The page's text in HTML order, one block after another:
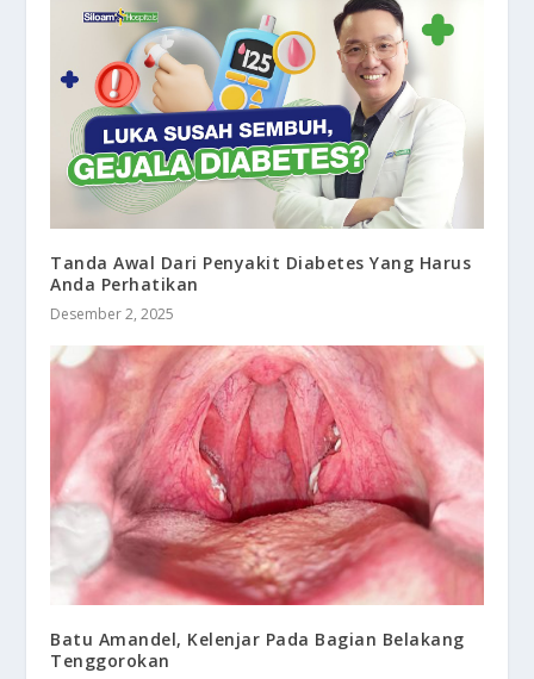
Tanda Awal Dari Penyakit Diabetes Yang Harus
Anda Perhatikan
Desember 2, 2025
Batu Amandel, Kelenjar Pada Bagian Belakang
Tenggorokan